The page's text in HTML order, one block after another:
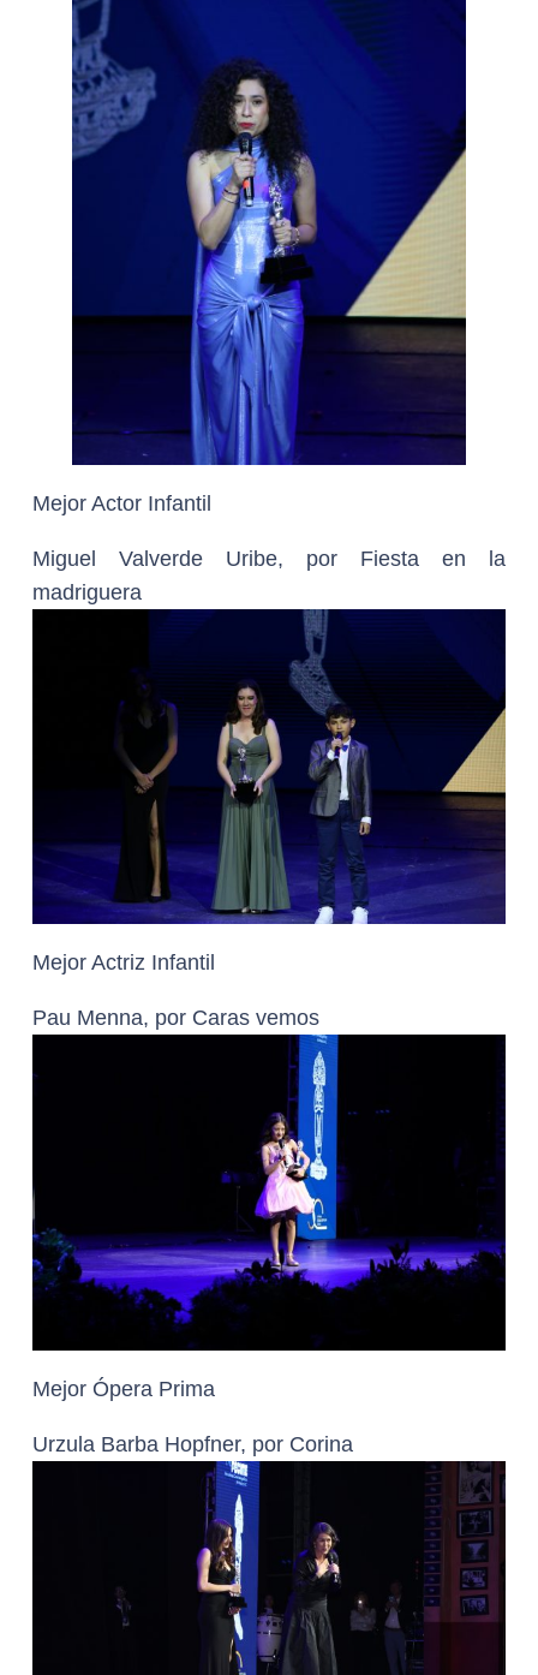
Mejor Actor Infantil
Miguel Valverde Uribe, por Fiesta en la
madriguera
Mejor Actriz Infantil
Pau Menna, por Caras vemos
Mejor Ópera Prima
Urzula Barba Hopfner, por Corina